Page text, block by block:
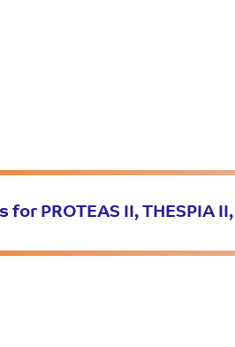
PROTEAS II, THESPIA